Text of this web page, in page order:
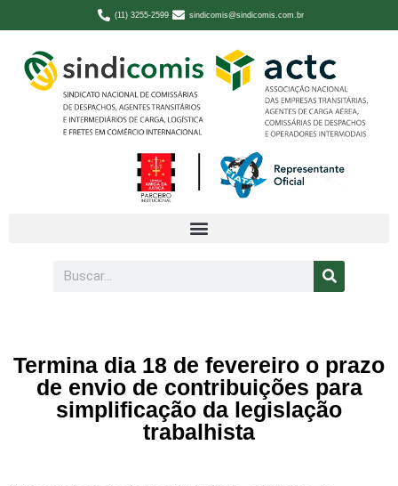
(11) 3255-2599 sindicomis@sindicomis.com.br
Termina dia 18 de fevereiro o prazo
de envio de contribuições para
simplificação da legislação
trabalhista